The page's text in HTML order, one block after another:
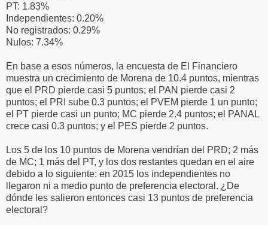
PT: 1.83%
Independientes: 0.20%
No registrados: 0.29%
Nulos: 7.34%
En base a esos números, la encuesta de El Financiero
muestra un crecimiento de Morena de 10.4 puntos, mientras
que el PRD pierde casi 5 puntos; el PAN pierde casi 2
puntos; el PRI sube 0.3 puntos; el PVEM pierde 1 un punto;
el PT pierde casi un punto; MC pierde 2.4 puntos; el PANAL
crece casi 0.3 puntos; y el PES pierde 2 puntos.
Los 5 de los 10 puntos de Morena vendrían del PRD; 2 más
de MC; 1 más del PT, y los dos restantes quedan en el aire
debido a lo siguiente: en 2015 los independientes no
llegaron ni a medio punto de preferencia electoral. ¿De
dónde les salieron entonces casi 13 puntos de preferencia
electoral?